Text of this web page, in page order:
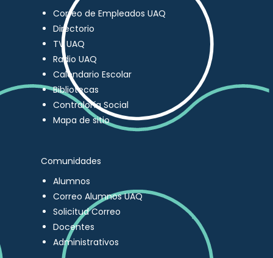
Correo de Empleados UAQ
Directorio
TV UAQ
Radio UAQ
Calendario Escolar
Bibliotecas
Contraloría Social
Mapa de sitio
Comunidades
Alumnos
Correo Alumnos UAQ
Solicitud Correo
Docentes
Administrativos